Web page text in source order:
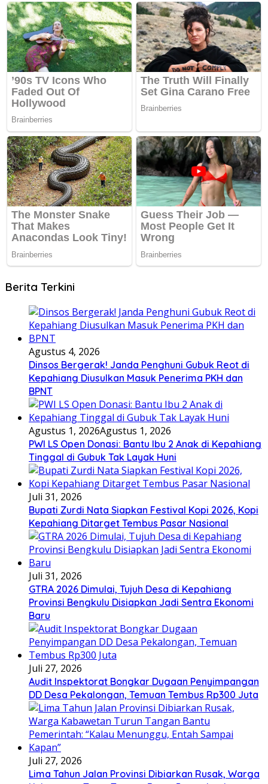
Berita Terkini
Agustus 4, 2026
Dinsos Bergerak! Janda Penghuni Gubuk Reot di
Kepahiang Diusulkan Masuk Penerima PKH dan
BPNT
Agustus 1, 2026Agustus 1, 2026
PWI LS Open Donasi: Bantu Ibu 2 Anak di Kepahiang
Tinggal di Gubuk Tak Layak Huni
Juli 31, 2026
Bupati Zurdi Nata Siapkan Festival Kopi 2026, Kopi
Kepahiang Ditarget Tembus Pasar Nasional
Juli 31, 2026
GTRA 2026 Dimulai, Tujuh Desa di Kepahiang
Provinsi Bengkulu Disiapkan Jadi Sentra Ekonomi
Baru
Juli 27, 2026
Audit Inspektorat Bongkar Dugaan Penyimpangan
DD Desa Pekalongan, Temuan Tembus Rp300 Juta
Juli 27, 2026
Lima Tahun Jalan Provinsi Dibiarkan Rusak, Warga